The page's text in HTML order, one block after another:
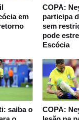
em
COPA:
participa
sem
pode
Escócia
saiba o
COPA: